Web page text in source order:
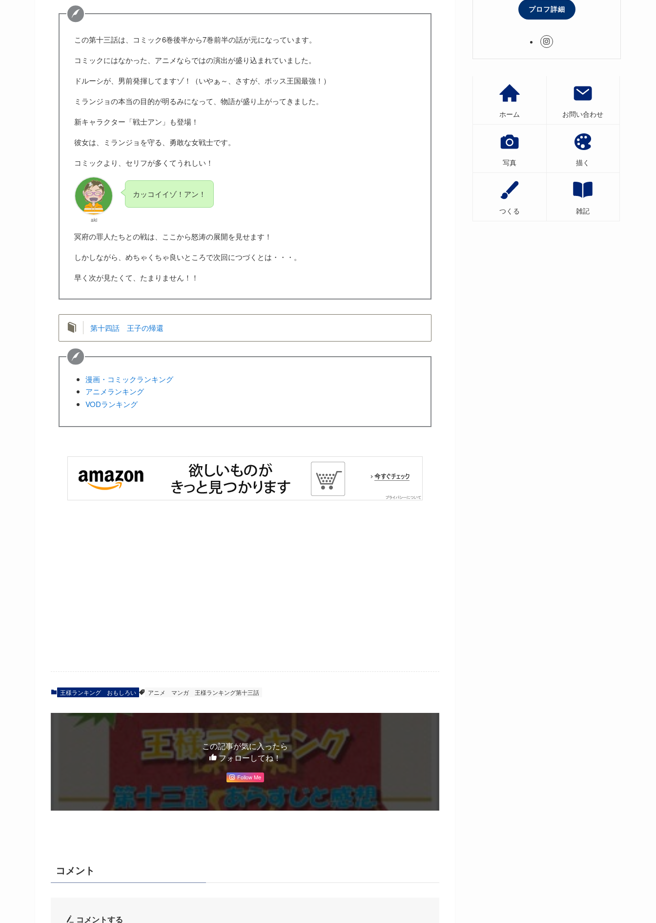
この第十三話は、コミック6巻後半から7巻前半の話が元になっています。
コミックにはなかった、アニメならではの演出が盛り込まれていました。
ドルーシが、男前発揮してますゾ！（いやぁ～、さすが、ボッス王国最強！）
ミランジョの本当の目的が明るみになって、物語が盛り上がってきました。
新キャラクター「戦士アン」も登場！
彼女は、ミランジョを守る、勇敢な女戦士です。
コミックより、セリフが多くてうれしい！
aki
カッコイイゾ！アン！
冥府の罪人たちとの戦は、ここから怒涛の展開を見せます！
しかしながら、めちゃくちゃ良いところで次回につづくとは・・・。
早く次が見たくて、たまりません！！
第十四話 王子の帰還
漫画・コミックランキング
アニメランキング
VODランキング
王様ランキング おもしろい アニメ マンガ 王様ランキング第十三話
この記事が気に入ったら
フォローしてね！
Follow Me
コメント
コメントする
プロフ詳細
ホーム お問い合わせ
写真 描く
つくる 雑記